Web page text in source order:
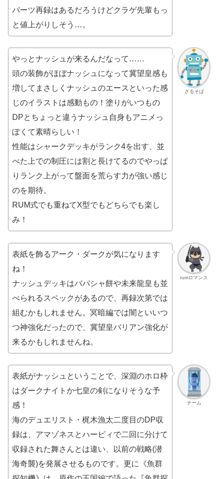
パーツ再録はあるだろうけどクラゲ先輩もっ
と値上がりしそう…。
ざるそば
やっとナッシュが来るんだなって……
頭の装飾がほぼナッシュになって冀望皇感も
増してまさしくナッシュのエースといった感
じのイラストは感動もの！塗りがいつもの
DPとちょっと違うナッシュ自身もアニメっ
ぽくて素晴らしい！
性能はシャークデッキがランク4を出す、並
べた上での制圧には割と長けてるのでやっぱ
りランク上がって盤面を荒らす力が強い感じ
のを期待。
RUM式でも重ねてX型でもどちらでも楽し
み！
rumロマンス
表紙を飾るアーク・ダークが気になります
ね！
ナッシュデッキはババシャ餅や未来龍皇も並
べられるスペックがあるので、再録次第では
組むかもしれません。冥暗編では闇といいつ
つ神強化だったので、冀望皇バリアン強化が
来るかもしれませんね。
ナーム
表紙がナッシュということで、深淵のホロ枠
はダークナイトか七皇の剣になりそうな予
感！
海のデュエリスト・梶木漁太二度目のDP収
録は、アマゾネスとハーピィで二回に分けて
収録された舞さんとは違い、以前の戦略(潜
海奇襲)を発展させるものです。更に《魚群